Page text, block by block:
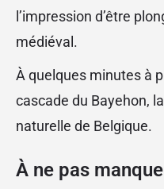
l’impression d’être
médiéval.
À quelques minutes à
cascade du Bayehon,
naturelle de Belgique.
À ne pas